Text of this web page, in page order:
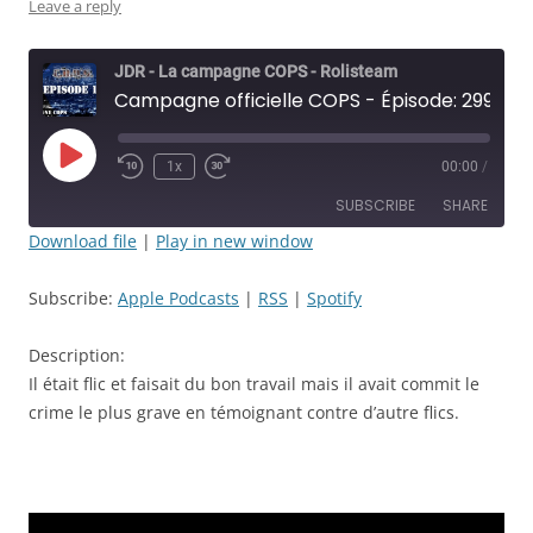
Leave a reply
JDR - La campagne COPS - Rolisteam
Play
Episode
Rewind
1x
Fast
seconds
00:00 /
SUBSCRIBE SHARE
RSS FEED
EMBED
Download file | Play in new window
Subscribe: Apple Podcasts | RSS | Spotify
Description:
Il était flic et faisait du bon travail mais il avait commit le
crime le plus grave en témoignant contre d’autre flics.